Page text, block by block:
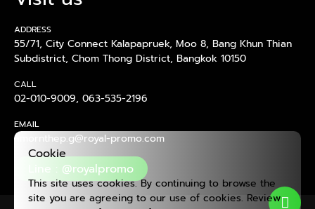
Cookie
This site uses cookies. By continuing to browse the
site you are agreeing to our use of cookies. Review
ADDRESS
55/71, City Connect Kalapapruek, Moo 8, Bang Khun Thian
Subdistrict, Chom Thong District, Bangkok 10150
CALL
02-010-9009, 063-535-2196
EMAIL
amornthep.g@royal-promo.com
Line : @royalpromo